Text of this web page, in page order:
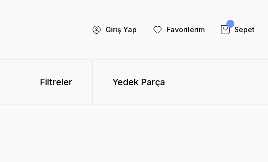
Giriş Yap Favorilerim Sepet
Filtreler Yedek Parça